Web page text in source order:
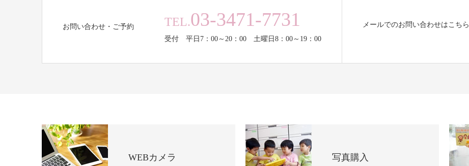
お問い合わせ・ご予約 TEL.03-3471-7731
受付 平日7：00～20：00 土曜日8：00～19：00
メールでのお問い合わせはこちら
WEBカメラ 写真購入